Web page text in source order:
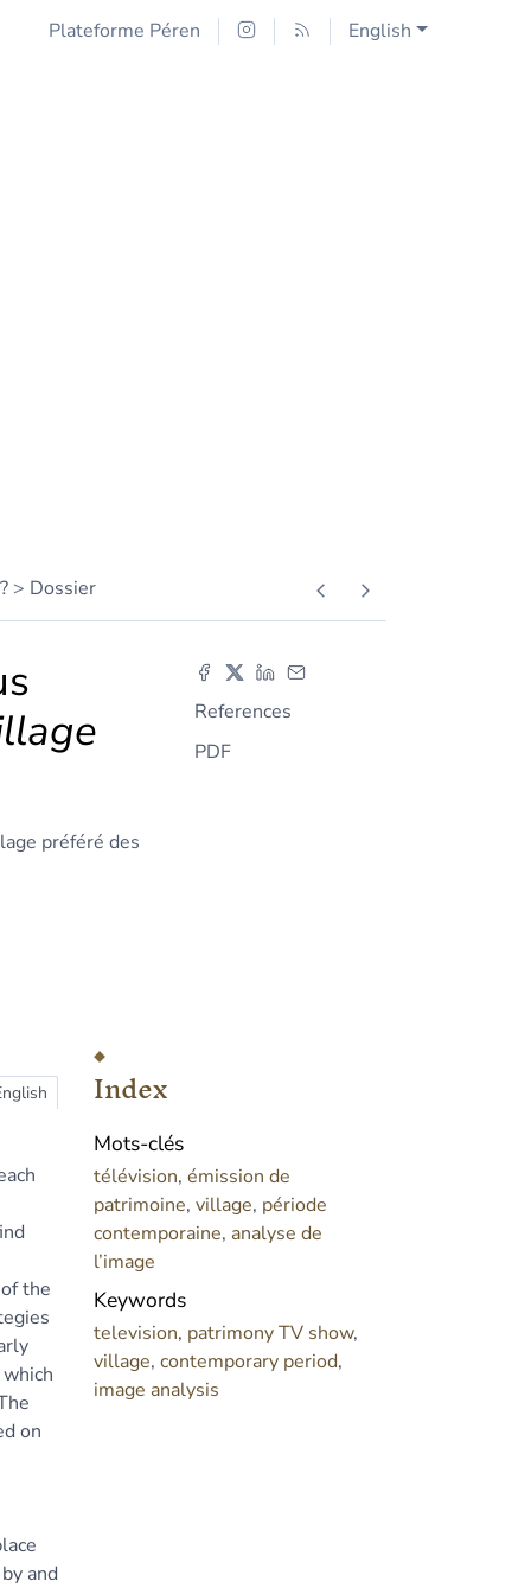
Plateforme Péren English
Dossier
References
PDF
préféré des
the
on
and
Index
Mots-clés
télévision,émission de
patrimoine,village, période
contemporaine, analyse de
l’image
Keywords
television, patrimony TV show,
village,contemporary period,
image analysis